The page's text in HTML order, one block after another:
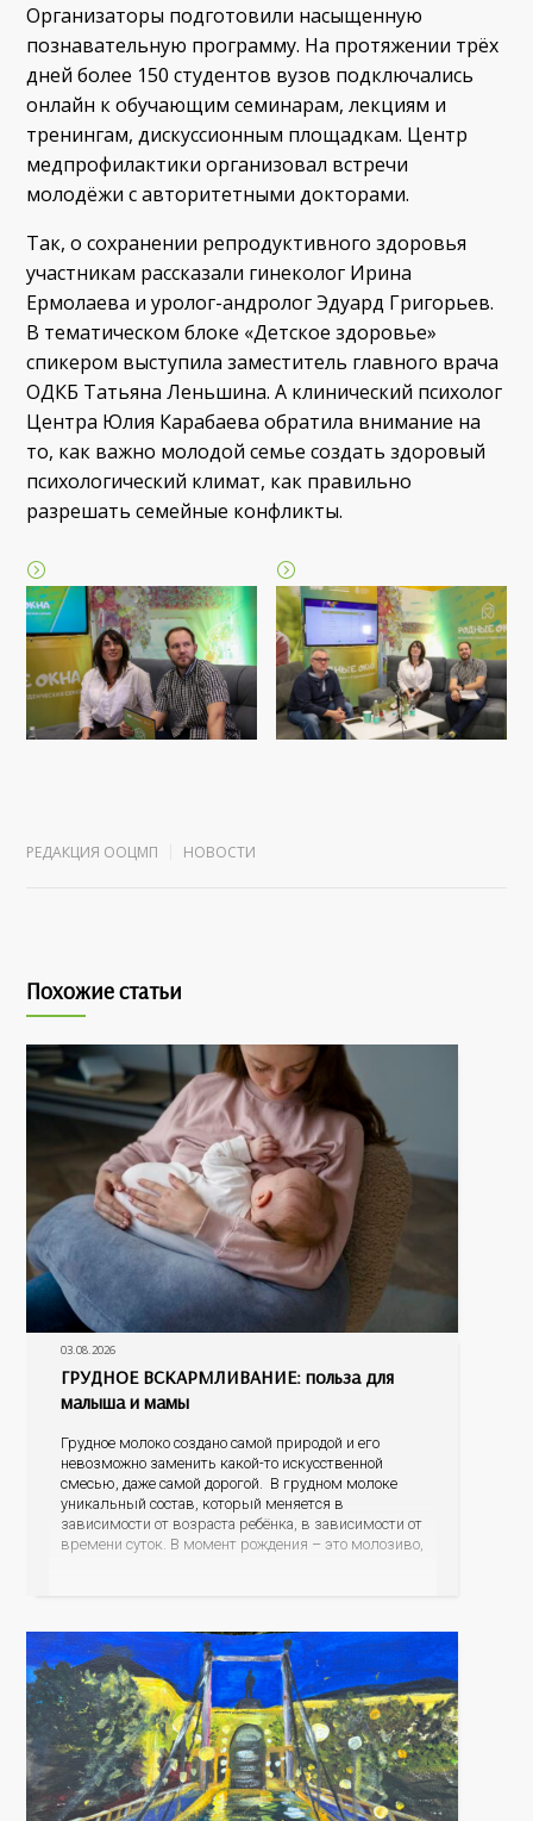
Организаторы подготовили насыщенную
познавательную программу. На протяжении трёх
дней более 150 студентов вузов подключались
онлайн к обучающим семинарам, лекциям и
тренингам, дискуссионным площадкам. Центр
медпрофилактики организовал встречи
молодёжи с авторитетными докторами.
Так, о сохранении репродуктивного здоровья
участникам рассказали гинеколог Ирина
Ермолаева и уролог-андролог Эдуард Григорьев.
В тематическом блоке «Детское здоровье»
спикером выступила заместитель главного врача
ОДКБ Татьяна Леньшина. А клинический психолог
Центра Юлия Карабаева обратила внимание на
то, как важно молодой семье создать здоровый
психологический климат, как правильно
разрешать семейные конфликты.
РЕДАКЦИЯ ООЦМП НОВОСТИ
Похожие статьи
03.08.2026
ГРУДНОЕ ВСКАРМЛИВАНИЕ: польза для
малыша и мамы
Грудное молоко создано самой природой и его
невозможно заменить какой-то искусственной
смесью, даже самой дорогой. В грудном молоке
уникальный состав, который меняется в
зависимости от возраста ребёнка, в зависимости от
времени суток. В момент рождения – это молозиво,